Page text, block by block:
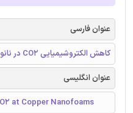
عنوان فارسی
کاهش الکتروشیمیایی CO2 در نانوفوم های مس
عنوان انگلیسی
at Copper Nanofoams